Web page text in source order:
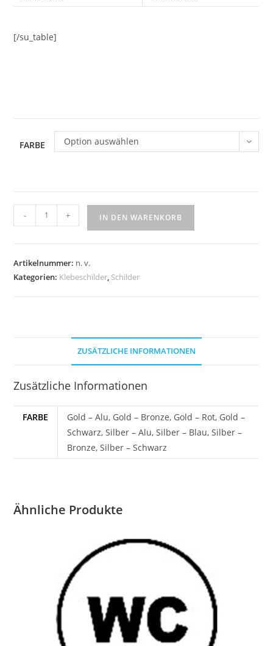
[/su_table]
FARBE Option auswählen
Klebeschild
"Garderobe"
- + IN DEN WARENKORB
Artikelnummer: n. v.
Kategorien: Klebeschilder, Schilder
ZUSÄTZLICHE INFORMATIONEN
Zusätzliche Informationen
FARBE
Gold – Alu, Gold – Bronze, Gold – Rot, Gold –
Schwarz, Silber – Alu, Silber – Blau, Silber –
Bronze, Silber – Schwarz
Ähnliche Produkte